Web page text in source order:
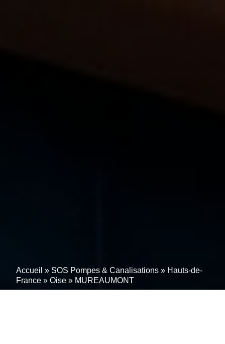
Accueil » SOS Pompes & Canalisations » Hauts-de-
France » Oise » MUREAUMONT